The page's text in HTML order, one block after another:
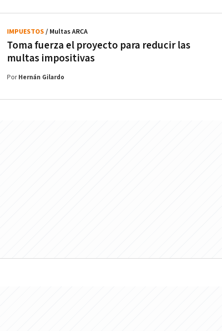
Toma fuerza el proyecto para reducir las
multas impositivas
IMPUESTOS / Multas ARCA
PorHernán Gilardo